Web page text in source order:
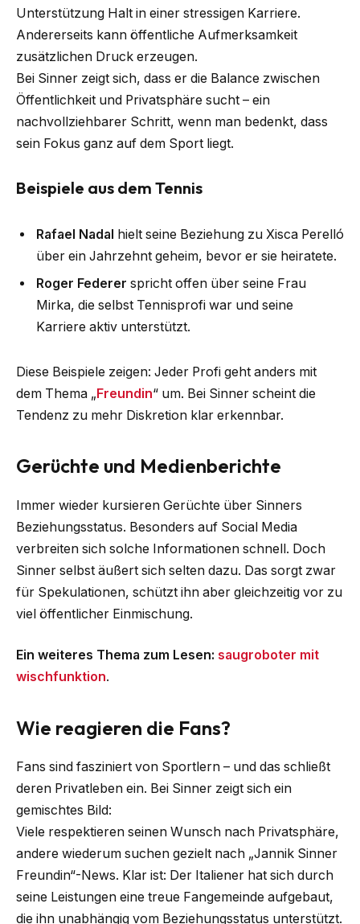
Unterstützung Halt in einer stressigen Karriere.
Andererseits kann öffentliche Aufmerksamkeit
zusätzlichen Druck erzeugen.
Bei Sinner zeigt sich, dass er die Balance zwischen
Öffentlichkeit und Privatsphäre sucht – ein
nachvollziehbarer Schritt, wenn man bedenkt, dass
sein Fokus ganz auf dem Sport liegt.
Beispiele aus dem Tennis
Rafael Nadal hielt seine Beziehung zu Xisca Perelló
über ein Jahrzehnt geheim, bevor er sie heiratete.
Roger Federer spricht offen über seine Frau
Mirka, die selbst Tennisprofi war und seine
Karriere aktiv unterstützt.
Diese Beispiele zeigen: Jeder Profi geht anders mit
dem Thema „Freundin“ um. Bei Sinner scheint die
Tendenz zu mehr Diskretion klar erkennbar.
Gerüchte und Medienberichte
Immer wieder kursieren Gerüchte über Sinners
Beziehungsstatus. Besonders auf Social Media
verbreiten sich solche Informationen schnell. Doch
Sinner selbst äußert sich selten dazu. Das sorgt zwar
für Spekulationen, schützt ihn aber gleichzeitig vor zu
viel öffentlicher Einmischung.
Ein weiteres Thema zum Lesen: saugroboter mit
wischfunktion.
Wie reagieren die Fans?
Fans sind fasziniert von Sportlern – und das schließt
deren Privatleben ein. Bei Sinner zeigt sich ein
gemischtes Bild:
Viele respektieren seinen Wunsch nach Privatsphäre,
andere wiederum suchen gezielt nach „Jannik Sinner
Freundin“-News. Klar ist: Der Italiener hat sich durch
seine Leistungen eine treue Fangemeinde aufgebaut,
die ihn unabhängig vom Beziehungsstatus unterstützt.